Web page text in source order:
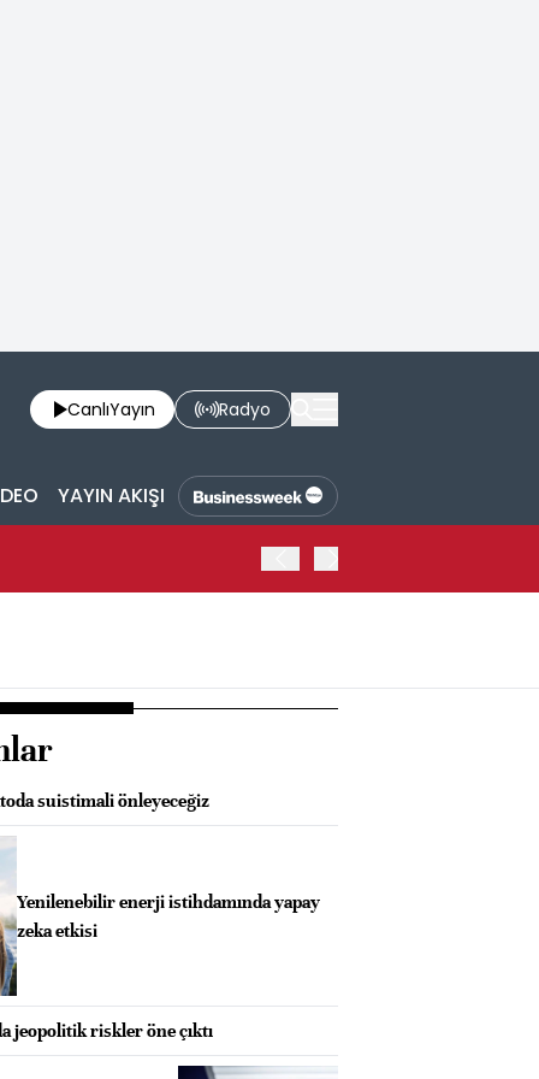
CanlıYayın Radyo
YAYIN AKIŞI
suistimali önleyeceğiz
Yenilenebilir enerji istihdamında yapay
zeka etkisi
jeopolitik riskler öne çıktı